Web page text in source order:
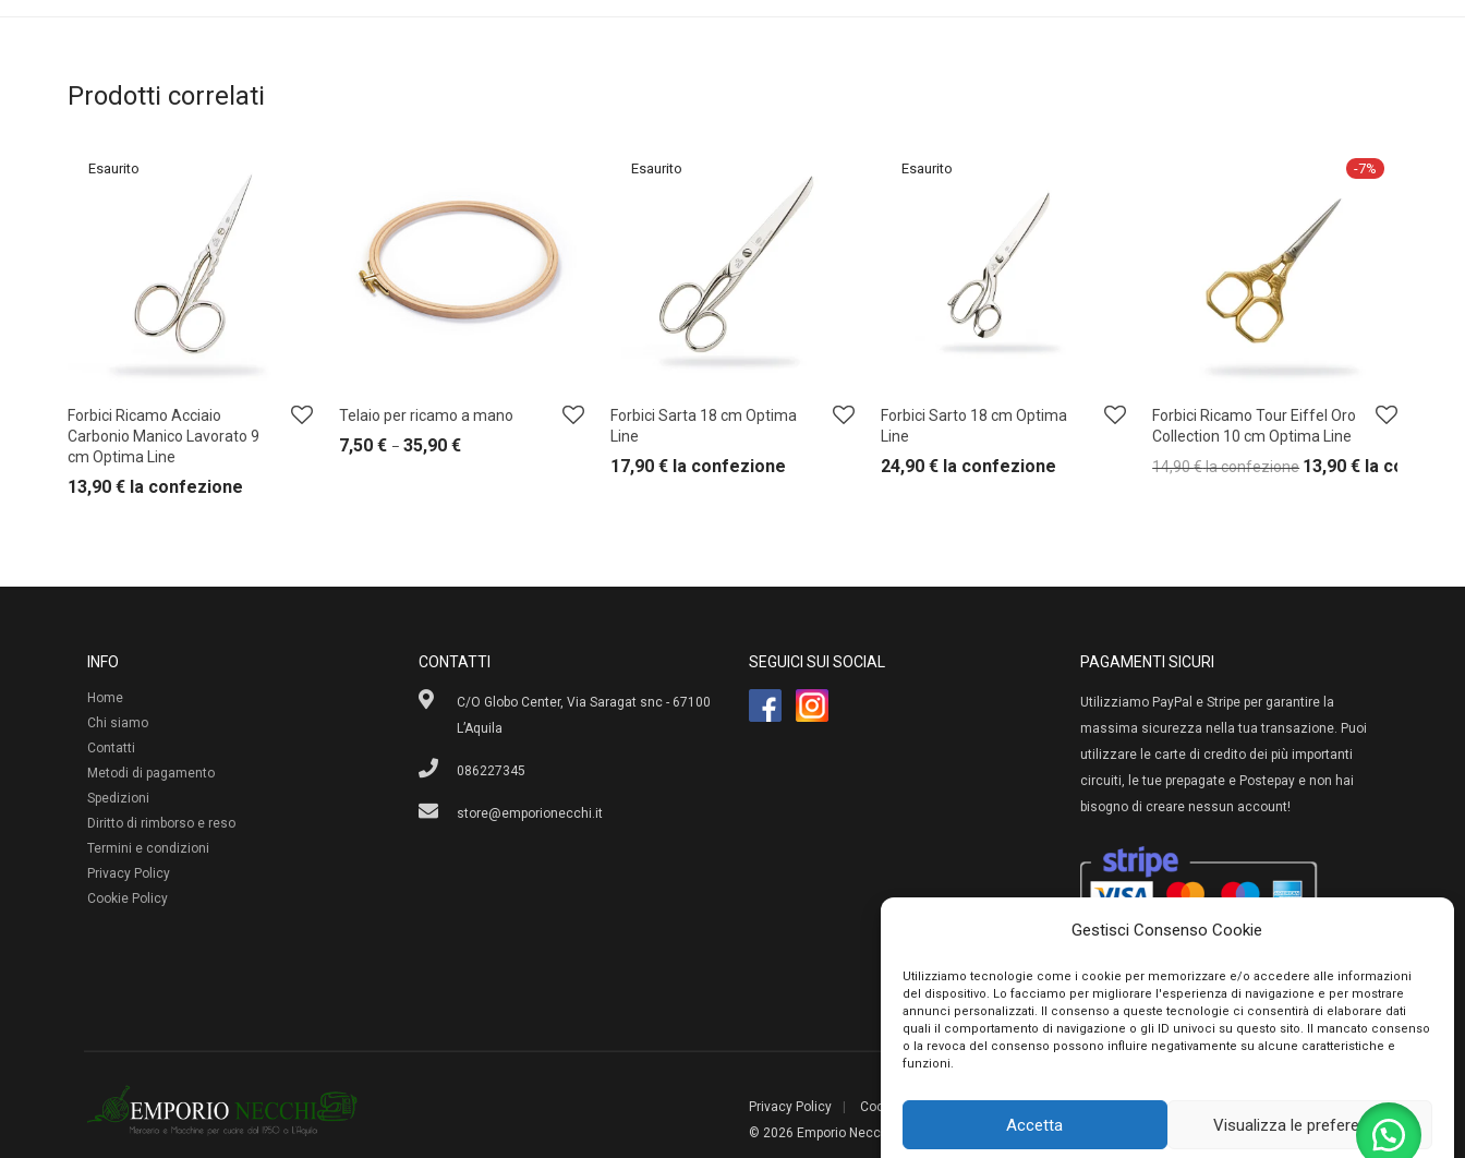
Gestisci Consenso Cookie
Utilizziamo tecnologie come i cookie per memorizzare e/o accedere alle informazioni
del dispositivo. Lo facciamo per migliorare l'esperienza di navigazione e per mostrare
annunci personalizzati. Il consenso a queste tecnologie ci consentirà di elaborare dati
quali il comportamento di navigazione o gli ID univoci su questo sito. Il mancato consenso
o la revoca del consenso possono influire negativamente su alcune caratteristiche e
funzioni.
Accetta Visualizza le preferenze
Prodotti correlati
Forbici Ricamo Acciaio
Carbonio Manico Lavorato 9
cm Optima Line
13,90 € la confezione
Telaio per ricamo a mano
7,50 € – 35,90 €
Forbici Sarta 18 cm Optima
Line
17,90 € la confezione
Forbici Sarto 18 cm Optima
Line
24,90€ la confezione
-7%
Forbici Ricamo Tour Eiffel Oro
Collection 10 cm Optima Line
14,90€la confezione 13,90€ la
INFO
Home
Chi siamo
Contatti
Metodi di pagamento
Spedizioni
Diritto di rimborso e reso
Termini e condizioni
Privacy Policy
Cookie Policy
CONTATTI
C/O Globo Center, Via Saragat snc - 67100
L’Aquila
086227345
store@emporionecchi.it
SEGUICI SUI SOCIAL PAGAMENTI SICURI
Utilizziamo PayPal e Stripe per garantire la
massima sicurezza nella tua transazione. Puoi
utilizzare le carte di credito dei più importanti
circuiti, le tue prepagate e Postepay e non hai
bisogno di creare nessun account!
Privacy Policy Cookie Policy
© 2026 Emporio Necchi di Masciantonio Giacinto - P.IVA 01482050661